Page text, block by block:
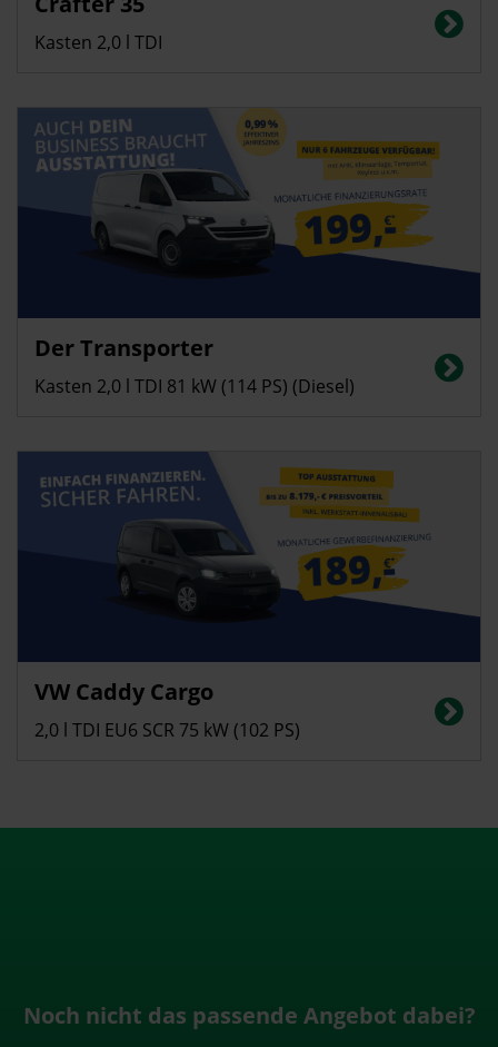
Energieverbrauch in l/100 km (kombiniert): 8,8, CO2-Emissionen
(kombiniert): 231 g/km; CO2-Klasse: G
Kasten 2,0 l TDI
Energieverbrauch in g/100 km (kombiniert): 7,3; CO2-Emissionen
(kombiniert): 191 g/km; CO2-Klasse: G
Der Transporter
Kasten 2,0 l TDI 81 kW (114 PS) (Diesel)
Energieverbrauch in l/100 km (kombiniert): 5,3 | CO2-Emissionen
(kombiniert): 140 g/km | CO2-Klasse: E
VW Caddy Cargo
2,0 l TDI EU6 SCR 75 kW (102 PS)
Noch nicht das passende Angebot dabei?